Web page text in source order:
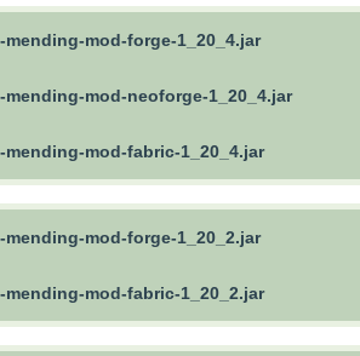
mod-forge-1_20_4.jar
mending-mod-neoforge-1_20_4.jar
mending-mod-fabric-1_20_4.jar
mod-forge-1_20_2.jar
mending-mod-fabric-1_20_2.jar